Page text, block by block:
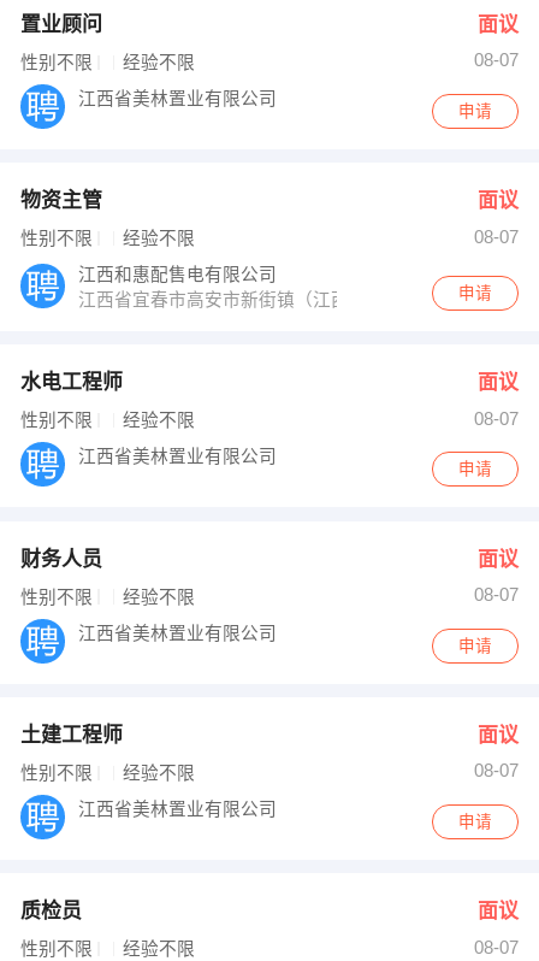
置业顾问 面议
性别不限 经验不限
08-07
江西省美林置业有限公司
申请
物资主管 面议
性别不限 经验不限
08-07
江西和惠配售电有限公司
江西省宜春市高安市新街镇（江西省建筑陶瓷产业基地内
申请
水电工程师 面议
性别不限 经验不限
08-07
江西省美林置业有限公司
申请
财务人员 面议
性别不限 经验不限
08-07
江西省美林置业有限公司
申请
土建工程师 面议
性别不限 经验不限
08-07
江西省美林置业有限公司
申请
质检员 面议
性别不限 经验不限
08-07